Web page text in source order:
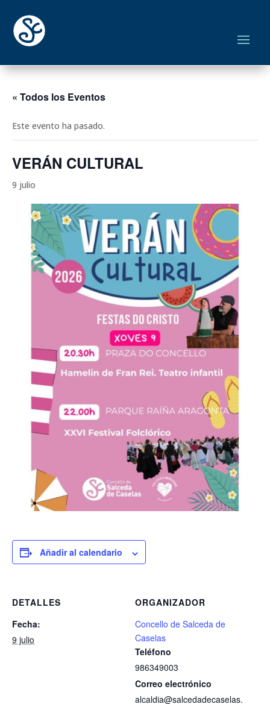
« Todos los Eventos
Este evento ha pasado.
VERÁN CULTURAL
9 julio
Añadir al calendario
DETALLES
Fecha:
9 julio
ORGANIZADOR
Concello de Salceda de
Caselas
Teléfono
986349003
Correo electrónico
alcaldia@salcedadecaselas.